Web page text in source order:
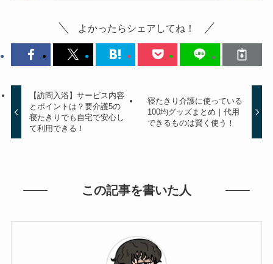
よかったらシェアしてね！
【訪問入浴】サービス内容
とポイントは？要介護5の
寝たきりでも自宅で安心し
て利用できる！
寝たきり介護に使っている
100均グッズまとめ｜代用
できるものは賢く使う！
この記事を書いた人